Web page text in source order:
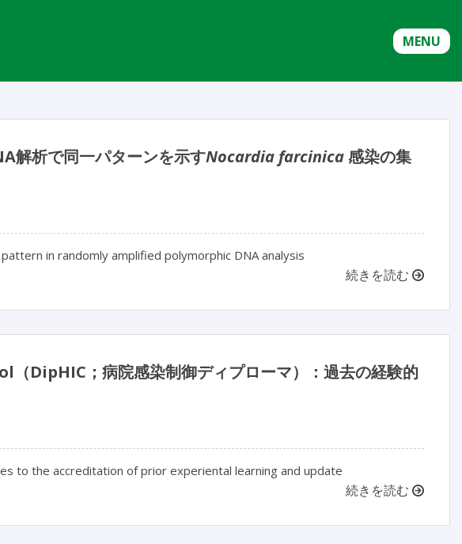
MENU
析で同一パターンを示すNocardia farcinica感染の集
in randomly amplified polymorphic DNA analysis
続きを読む
；病院感染制御ディプローマ）：過去の経験的
to the accreditation of prior experiental learning and update
続きを読む